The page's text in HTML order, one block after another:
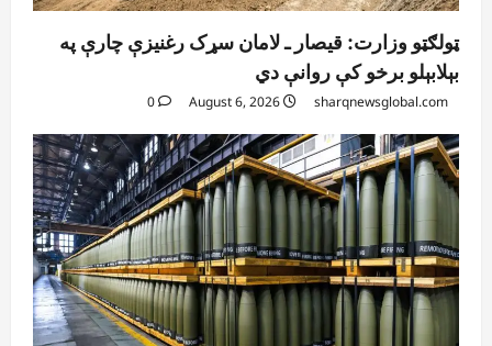
ټولګټو وزارت: قیصار ـ لامان سړک رغنیزې چارې په
بېلابېلو برخو کې روانې دي
sharqnewsglobal.com
0